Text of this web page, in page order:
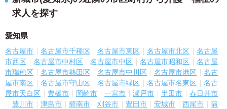
求人を探す
愛知県
名古屋市 名古屋市千種区 名古屋市東区 名古屋市北区
名古屋
市西区
名古屋市中村区 名古屋市中区 名古屋市昭和区
名古屋
市瑞穂区
名古屋市熱田区 名古屋市中川区 名古屋市港区
名古
屋市南区
名古屋市守山区 名古屋市緑区 名古屋市名東区
名古
屋市天白区
豊橋市 岡崎市 一宮市 瀬戸市 半田市
春日井市
豊川市
津島市 碧南市 刈谷市 豊田市 安城市 西尾市
蒲